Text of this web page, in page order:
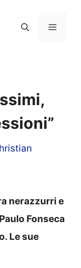
Menu
nerazzurri e
Fonseca
Le sue